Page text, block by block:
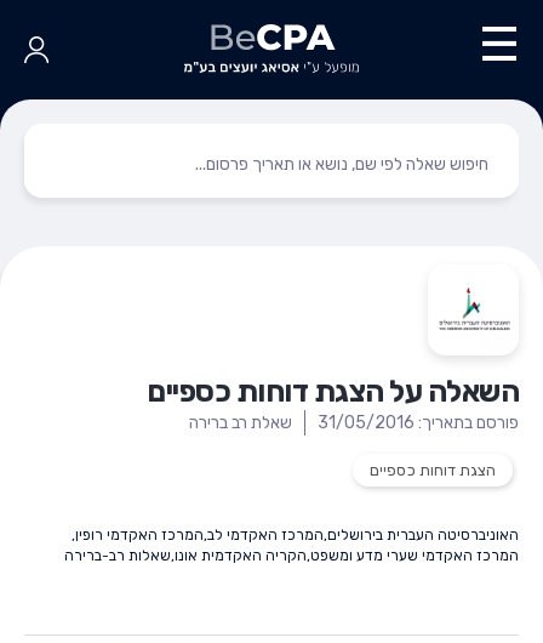
השאלה על הצגת דוחות כספיים
פורסם בתאריך: 31/05/2016 שאלת רב ברירה
הצגת דוחות כספיים
האוניברסיטה העברית בירושלים,המרכז האקדמי לב,המרכז האקדמי רופין,
המרכז האקדמי שערי מדע ומשפט,הקריה האקדמית אונו,שאלות רב-ברירה